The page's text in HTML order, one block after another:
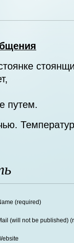
путем.
(required)
(will not be published)